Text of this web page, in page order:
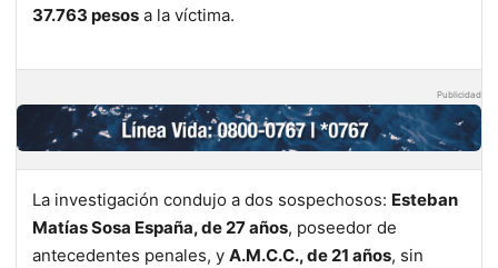
37.763 pesos a la víctima.
Publicidad
La investigación condujo a dos sospechosos: Esteban
Matías Sosa España, de 27 años, poseedor de
antecedentes penales, y A.M.C.C., de 21 años, sin